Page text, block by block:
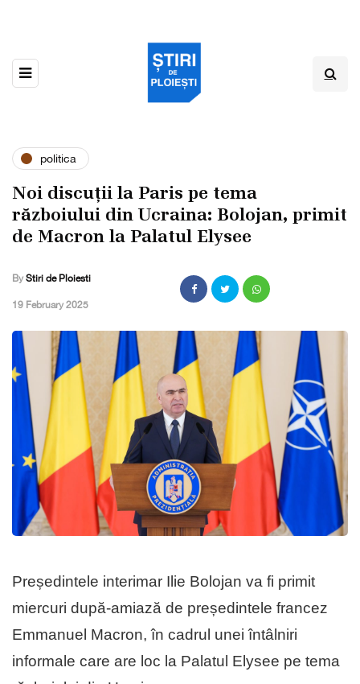
politica
Noi discuții la Paris pe tema
războiului din Ucraina: Bolojan, primit
de Macron la Palatul Elysee
By Stiri de Ploiesti
,19 February 2025
Președintele interimar Ilie Bolojan va fi primit
miercuri după-amiază de președintele francez
Emmanuel Macron, în cadrul unei întâlniri
informale care are loc la Palatul Elysee pe tema